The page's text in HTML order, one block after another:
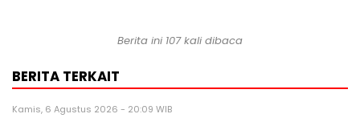
Berita ini 107 kali dibaca
BERITA TERKAIT
Kamis, 6 Agustus 2026 - 20:09 WIB